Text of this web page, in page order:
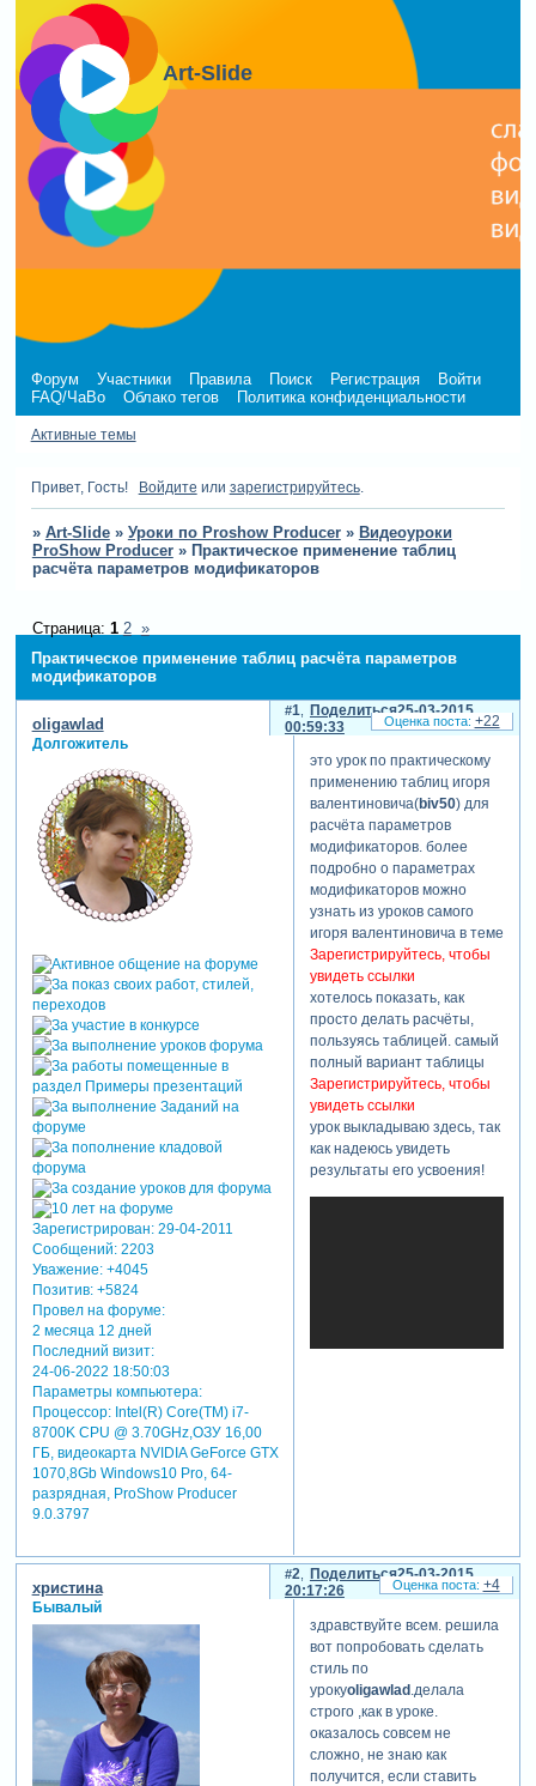
Art-Slide
Форум Участники Правила Поиск Регистрация
Войти
FAQ/ЧаВо
Облако тегов Политика конфиденциальности
Активные темы
Привет, Гость! Войдите или зарегистрируйтесь.
» Art-Slide » Уроки по Proshow Producer » Видеоуроки
ProShow Producer » Практическое применение таблиц
расчёта параметров модификаторов
Практическое применение таблиц расчёта параметров
модификаторов
Страница: 1 2 »
Поделиться
1
25-03-2015
00:59:33
oligawlad
Долгожитель
Зарегистрирован: 29-04-2011
Сообщений:2203
Уважение: +4045
Позитив: +5824
Провел на форуме:
2 месяца 12 дней
Последний визит:
24-06-2022 18:50:03
Параметры компьютера:
Процессор: Intel(R) Core(TM) i7-
8700K CPU @ 3.70GHz,ОЗУ 16,00
ГБ, видеокарта NVIDIA GeForce GTX
1070,8Gb Windows10 Pro, 64-
разрядная, ProShow Producer
9.0.3797
это урок по практическому
применению таблиц игоря
валентиновича(biv50) для
расчёта параметров
модификаторов. более
подробно о параметрах
модификаторов можно
узнать из уроков самого
игоря валентиновича в теме
Зарегистрируйтесь, чтобы
увидеть ссылки
хотелось показать, как
просто делать расчёты,
пользуясь таблицей. самый
полный вариант таблицы
Зарегистрируйтесь, чтобы
увидеть ссылки
урок выкладываю здесь, так
как надеюсь увидеть
результаты его усвоения!
+22
Поделиться
2
25-03-2015
20:17:26
христина
Бывалый
здравствуйте всем. решила
вот попробовать сделать
стиль по
урокуoligawlad.делала
строго ,как в уроке.
оказалось совсем не
сложно, не знаю как
получится, если ставить
+4